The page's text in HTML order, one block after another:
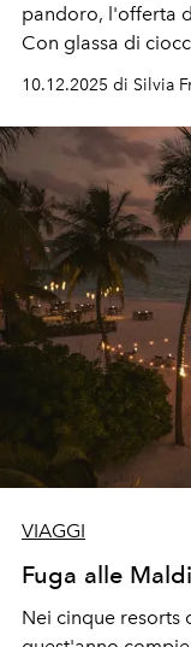
pandoro, l'offerta
Con glassa di
10.12.2025 di Silvia
VIAGGI
Fuga alle
Nei cinque resorts